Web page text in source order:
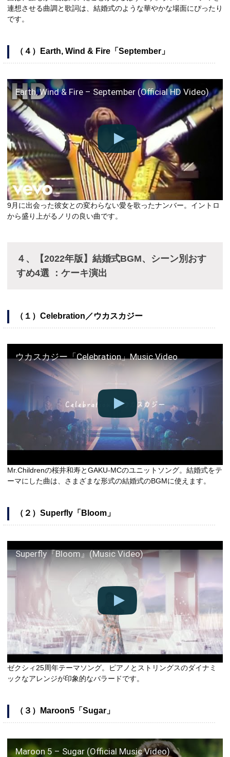
連想させる曲調と歌詞は、結婚式のような華やかな場面にぴったり
です。
（４）Earth, Wind & Fire「September」
Earth, Wind & Fire – September (Official HD Video)
9月に出会った彼女との変わらない愛を歌ったナンバー。イントロ
から盛り上がるノリの良い曲です。
４、【2022年版】結婚式BGM、シーン別おす
すめ4選 ：ケーキ演出
（１）Celebration／ウカスカジー
ウカスカジー「Celebration」Music Video
Mr.Childrenの桜井和寿とGAKU-MCのユニットソング。結婚式をテ
ーマにした曲は、さまざまな形式の結婚式のBGMに使えます。
（２）Superfly「Bloom」
Superfly『Bloom』(Music Video)
ゼクシィ25周年テーマソング。ピアノとストリングスのダイナミ
ックなアレンジが印象的なバラードです。
（３）Maroon5「Sugar」
Maroon 5 – Sugar (Official Music Video)